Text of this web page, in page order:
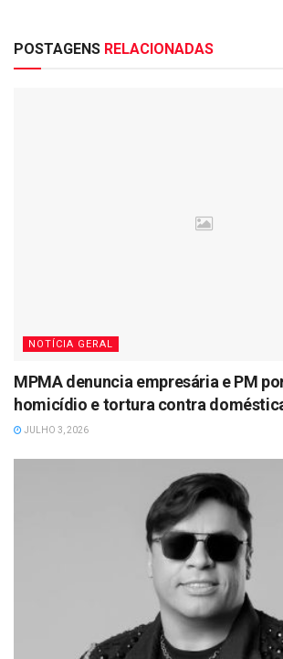
POSTAGENS RELACIONADAS
NOTÍCIA GERAL
MPMA denuncia empresária e PM
homicídio e tortura contra
JULHO 3, 2026